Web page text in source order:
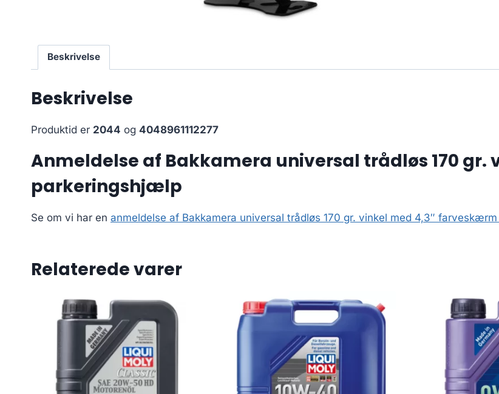
Beskrivelse
Beskrivelse
Produktid er 2044 og 4048961112277
Anmeldelse af Bakkamera universal trådløs 170
parkeringshjælp
Se om vi har en anmeldelse af Bakkamera universal trådløs 170 gr. vinkel med 4,3″
Relaterede varer